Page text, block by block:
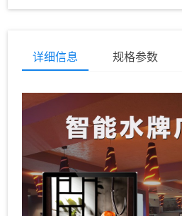
详细信息 规格参数